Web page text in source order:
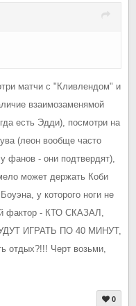
матчи с "Кливлендом" и
взаимозаменямой
есть Эдди), посмотри на
(леон вообще часто
фанов - они подтвердят),
может держать Коби
у которого ноги не
фактор - КТО СКАЗАЛ,
ИГРАТЬ ПО 40 МИНУТ,
отдых?!!! Черт возьми,
0